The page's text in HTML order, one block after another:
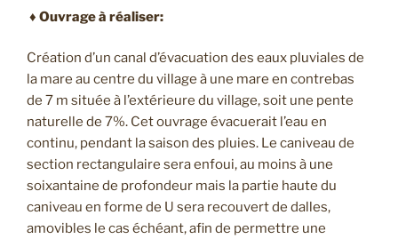
♦ Ouvrage à réaliser:
Création d’un canal d’évacuation des eaux pluviales de
la mare au centre du village à une mare en contrebas
de 7 m située à l’extérieure du village, soit une pente
naturelle de 7%. Cet ouvrage évacuerait l’eau en
continu, pendant la saison des pluies. Le caniveau de
section rectangulaire sera enfoui, au moins à une
soixantaine de profondeur mais la partie haute du
caniveau en forme de U sera recouvert de dalles,
amovibles le cas échéant, afin de permettre une